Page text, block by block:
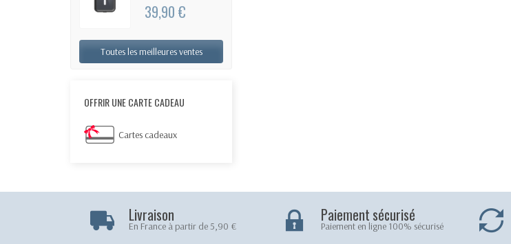
39,90 €
Toutes les meilleures ventes
OFFRIR UNE CARTE CADEAU
Cartes cadeaux
Livraison
En France à partir de 5,90 €
Paiement sécurisé
Paiement en ligne 100% sécurisé